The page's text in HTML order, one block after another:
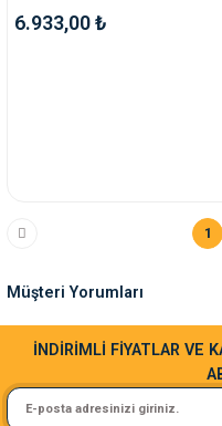
6.933,00 ₺
1
Müşteri Yorumları
Sa**** Ta******
Kedim taze mamaya bayıldı
İNDİRİMLİ FİYATLAR VE